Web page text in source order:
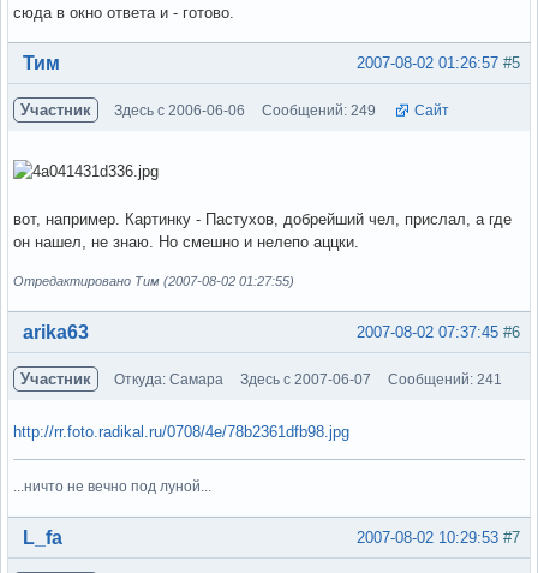
сюда в окно ответа и - готово.
Вне форума #5
2007-08-02 01:26:57
Тим
Участник Здесь с 2006-06-06 Сообщений: 249 Сайт
вот, например. Картинку - Пастухов, добрейший чел, прислал, а где
он нашел, не знаю. Но смешно и нелепо аццки.
Отредактировано Тим (2007-08-02 01:27:55)
Вне форума #6
2007-08-02 07:37:45
arika63
Участник Откуда: Самара Здесь с 2007-06-07 Сообщений: 241
http://rr.foto.radikal.ru/0708/4e/78b2361dfb98.jpg
...ничто не вечно под луной...
Вне форума #7
2007-08-02 10:29:53
L_fa